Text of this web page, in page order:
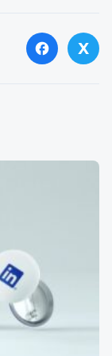
facebook X